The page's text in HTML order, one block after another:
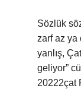
Sözlük
zarf az ya
yanlış,
geliyor”
20222çat